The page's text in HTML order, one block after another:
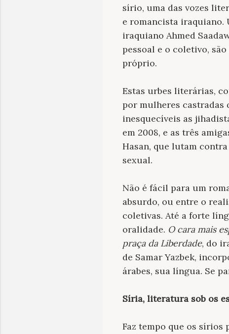
sírio, uma das vozes
e romancista iraquiano.
iraquiano Ahmed
pessoal e o coletivo,
próprio.
Estas urbes literárias,
por mulheres castradas
inesquecíveis as
em 2008, e as três
Hasan, que lutam
sexual.
Não é fácil para um
absurdo, ou entre o
coletivas. Até a forte
oralidade. O cara mais
praça da Liberdade, do
de Samar Yazbek,
árabes, sua língua. Se
Síria, literatura sob os
Faz tempo que os